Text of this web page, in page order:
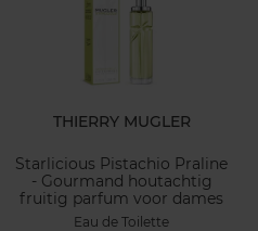
THIERRY MUGLER
Starlicious Pistachio Praline
- Gourmand houtachtig
fruitig parfum voor dames
Eau de Toilette